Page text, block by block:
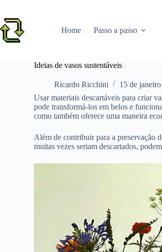
conteúdo
Home Passo a passo
Ideias de vasos sustentáveis
Ricardo Ricchini
15 de
Usar materiais descartáveis para criar
pode transformá-los em belos e
como também oferece uma maneira
Além de contribuir para a preservação
muitas vezes seriam descartados,